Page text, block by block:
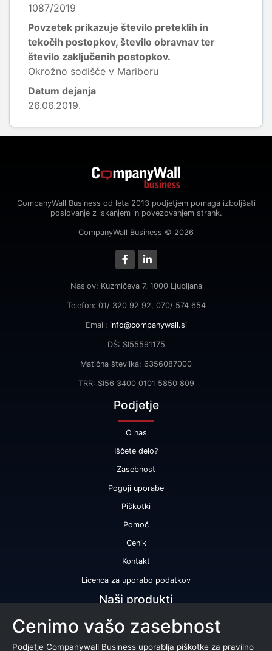
1087/2019
Povzetek prikazuje število preteklih in
tekočih postopkov, število obravnav ter
število zaključenih postopkov.
Okrožno sodišče v Mariboru
Datum dejanja
26.06.2019.
CompanyWall Business od leta 2013 podjetjem pomaga izboljšati
poslovanje z iskanjem in povezovanjem strank.
CompanyWall Business © 2026
Naslov: Kuzmičeva 7, 1000 Ljubljana
Telefon: 01/ 320 92 92, 070/ 574 654
Email: info@companywall.si
DŠ: SI55591175
Matična številka: 6356087000
TRR: SI56 3400 0101 5850 809
Podjetje
O nas
Iščete delo?
Zasebnost
Pogoji uporabe
Piškotki
Pomoč
Cenik
Kontakt
Licenca za uporabo podatkov
Naši produkti
Bonitetna ocena
Bonitetno poročilo
Cenimo vašo zasebnost
Podjetje Companywall Business uporablja piškotke za pravilno